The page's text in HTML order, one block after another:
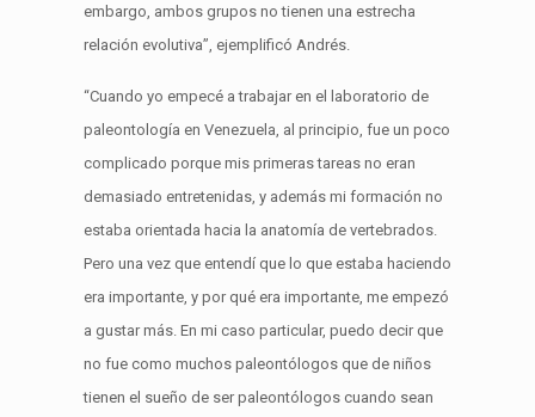
embargo, ambos grupos no tienen una estrecha
relación evolutiva”, ejemplificó Andrés.
“Cuando yo empecé a trabajar en el laboratorio de
paleontología en Venezuela, al principio, fue un poco
complicado porque mis primeras tareas no eran
demasiado entretenidas, y además mi formación no
estaba orientada hacia la anatomía de vertebrados.
Pero una vez que entendí que lo que estaba haciendo
era importante, y por qué era importante, me empezó
a gustar más. En mi caso particular, puedo decir que
no fue como muchos paleontólogos que de niños
tienen el sueño de ser paleontólogos cuando sean